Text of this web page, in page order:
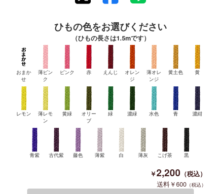
ひもの色をお選びください
（ひもの長さは1.5mです）
おまか
せ
薄ピン
ク
ピンク 赤 えんじ
オレン
ジ
薄オレ
ンジ
黄土色 黄
レモン
薄レモ
ン
黄緑
オリー
ブ
緑 濃緑 水色 青 濃紺
青紫 古代紫 藤色 薄紫 白 薄灰 こげ茶 黒
2,200
600